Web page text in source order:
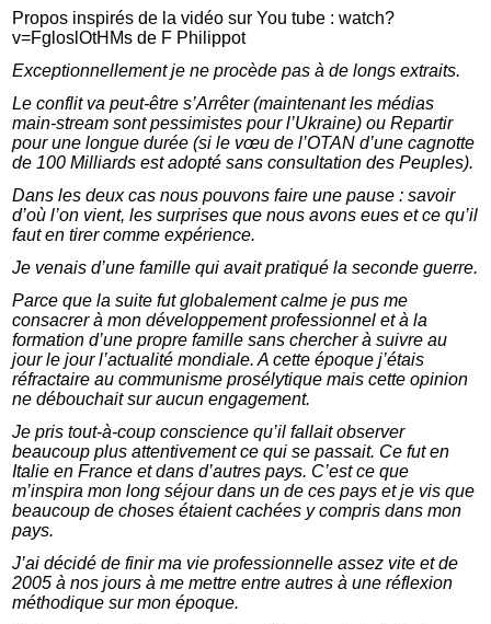
Propos inspirés de la vidéo sur You tube : watch?
v=FgloslOtHMs de F Philippot
Exceptionnellement je ne procède pas à de longs extraits.
Le conflit va peut-être s’Arrêter (maintenant les médias
main-stream sont pessimistes pour l’Ukraine) ou Repartir
pour une longue durée (si le vœu de l’OTAN d’une cagnotte
de 100 Milliards est adopté sans consultation des Peuples).
Dans les deux cas nous pouvons faire une pause : savoir
d’où l’on vient, les surprises que nous avons eues et ce qu’il
faut en tirer comme expérience.
Je venais d’une famille qui avait pratiqué la seconde guerre.
Parce que la suite fut globalement calme je pus me
consacrer à mon développement professionnel et à la
formation d’une propre famille sans chercher à suivre au
jour le jour l’actualité mondiale. A cette époque j’étais
réfractaire au communisme prosélytique mais cette opinion
ne débouchait sur aucun engagement.
Je pris tout-à-coup conscience qu’il fallait observer
beaucoup plus attentivement ce qui se passait. Ce fut en
Italie en France et dans d’autres pays. C’est ce que
m’inspira mon long séjour dans un de ces pays et je vis que
beaucoup de choses étaient cachées y compris dans mon
pays.
J’ai décidé de finir ma vie professionnelle assez vite et de
2005 à nos jours à me mettre entre autres à une réflexion
méthodique sur mon époque.